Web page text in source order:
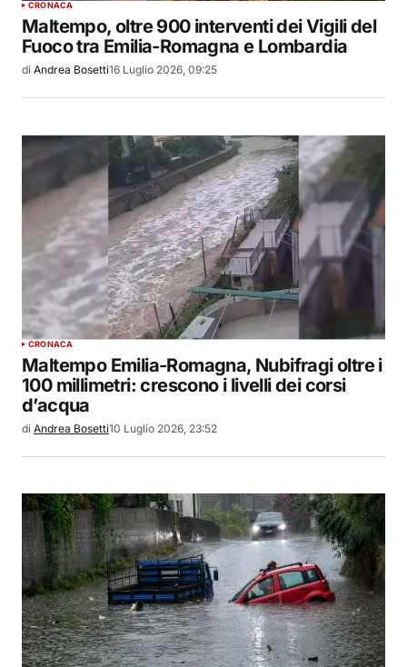
CRONACA
Maltempo, oltre 900 interventi dei Vigili del
Fuoco tra Emilia-Romagna e Lombardia
di Andrea Bosetti16 Luglio 2026, 09:25
CRONACA
Maltempo Emilia-Romagna, Nubifragi oltre i
100 millimetri: crescono i livelli dei corsi
d’acqua
di Andrea Bosetti10 Luglio 2026, 23:52